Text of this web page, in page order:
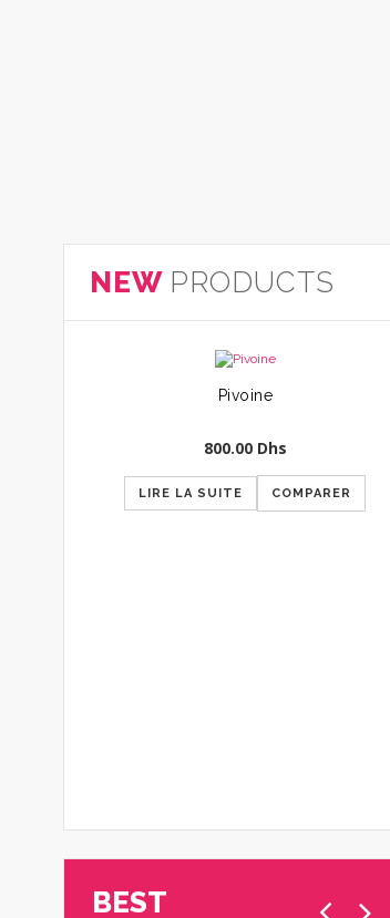
NEW PRODUCTS
Pivoine
800.00 Dhs
LIRE LA SUITE COMPARER
BEST